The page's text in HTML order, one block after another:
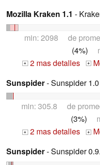
Mozilla Kraken 1.1 -
min: 2098 de
(4%)
+ 2 mas detalles +
Sunspider- Sunspider
min: 305.8 de
(3%)
+ 2 mas detalles +
Sunspider- Sunspider